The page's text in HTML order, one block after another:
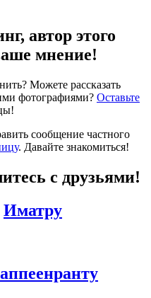
автор этого
мнение!
Можете рассказать
фотографиями? Оставьте
сообщение частного
. Давайте знакомиться!
с друзьями!
Иматру